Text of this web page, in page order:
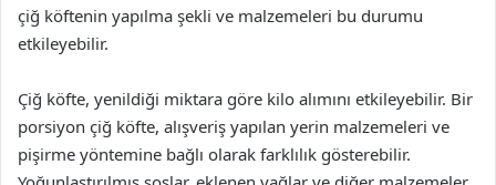
çiğ köftenin yapılma şekli ve malzemeleri bu durumu
etkileyebilir.
Çiğ köfte, yenildiği miktara göre kilo alımını etkileyebilir. Bir
porsiyon çiğ köfte, alışveriş yapılan yerin malzemeleri ve
pişirme yöntemine bağlı olarak farklılık gösterebilir.